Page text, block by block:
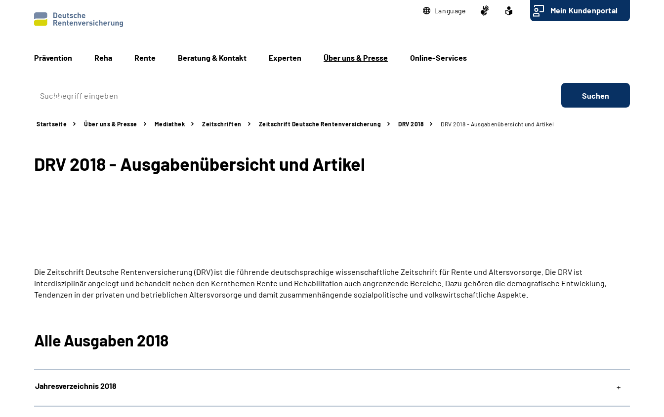
Language Mein Kundenportal
Prävention Reha Rente Beratung & Kontakt Experten Über uns & Presse Online-Services
Suchen
Startseite Über uns & Presse Mediathek Zeitschriften Zeitschrift Deutsche Rentenversicherung DRV 2018 DRV 2018 - Ausgabenübersicht und Artikel
DRV 2018 - Ausgabenübersicht und Artikel
Die Zeitschrift Deutsche Rentenversicherung (DRV) ist die führende deutschsprachige wissenschaftliche Zeitschrift für Rente und Altersvorsorge. Die DRV ist
interdisziplinär angelegt und behandelt neben den Kernthemen Rente und Rehabilitation auch angrenzende Bereiche. Dazu gehören die demografische Entwicklung,
Tendenzen in der privaten und betrieblichen Altersvorsorge und damit zusammenhängende sozialpolitische und volkswirtschaftliche Aspekte.
Alle Ausgaben 2018
Jahresverzeichnis 2018